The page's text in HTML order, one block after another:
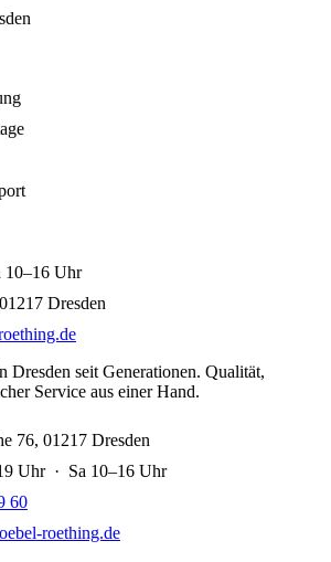
10–16 Uhr
Dresden
Dresden seit Generationen. Qualität,
Service aus einer Hand.
76, 01217 Dresden
Uhr · Sa 10–16 Uhr
60
roething.de